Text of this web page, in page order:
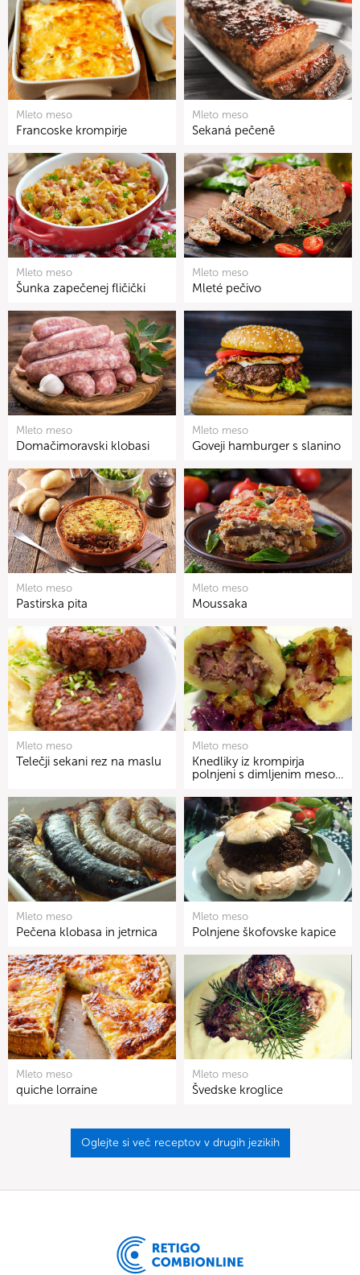
Mleto meso
Francoske krompirje
Mleto meso
Sekaná pečeně
Mleto meso
Šunka zapečenej fličički
Mleto meso
Mleté pečivo
Mleto meso
Domačimoravski klobasi
Mleto meso
Goveji hamburger s slanino
Mleto meso
Pastirska pita
Mleto meso
Moussaka
Mleto meso
Telečji sekani rez na maslu
Mleto meso
Knedliky iz krompirja
polnjeni s dimljenim meso…
Mleto meso
Pečena klobasa in jetrnica
Mleto meso
Polnjene škofovske kapice
Mleto meso
quiche lorraine
Mleto meso
Švedske kroglice
Oglejte si več receptov v drugih jezikih